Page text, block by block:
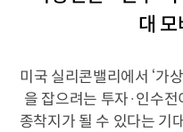
대
미국 실리콘밸리에서 ‘가
을 잡으려는 투자·인수전
종착지가 될 수 있다는 기